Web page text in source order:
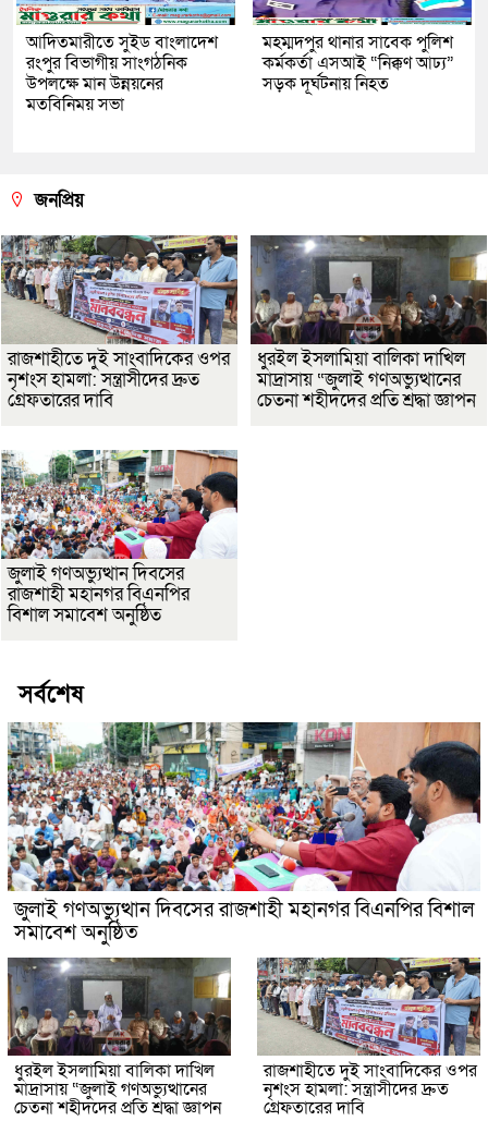
আদিতমারীতে সুইড বাংলাদেশ
রংপুর বিভাগীয় সাংগঠনিক
উপলক্ষে মান উন্নয়নের
মতবিনিময় সভা
মহম্মদপুর থানার সাবেক পুলিশ
কর্মকর্তা এসআই “নিক্কণ আঢ্য”
সড়ক দূর্ঘটনায় নিহত
জনপ্রিয়
রাজশাহীতে দুই সাংবাদিকের ওপর
নৃশংস হামলা: সন্ত্রাসীদের দ্রুত
গ্রেফতারের দাবি
ধুরইল ইসলামিয়া বালিকা দাখিল
মাদ্রাসায় “জুলাই গণঅভ্যুত্থানের
চেতনা শহীদদের প্রতি শ্রদ্ধা জ্ঞাপন
জুলাই গণঅভ্যুত্থান দিবসের
রাজশাহী মহানগর বিএনপির
বিশাল সমাবেশ অনুষ্ঠিত
সর্বশেষ
জুলাই গণঅভ্যুত্থান দিবসের রাজশাহী মহানগর বিএনপির বিশাল
সমাবেশ অনুষ্ঠিত
ধুরইল ইসলামিয়া বালিকা দাখিল
মাদ্রাসায় “জুলাই গণঅভ্যুত্থানের
চেতনা শহীদদের প্রতি শ্রদ্ধা জ্ঞাপন
রাজশাহীতে দুই সাংবাদিকের ওপর
নৃশংস হামলা: সন্ত্রাসীদের দ্রুত
গ্রেফতারের দাবি